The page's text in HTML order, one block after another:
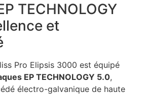
TECHNOLOGY
et
Pro Elipsis 3000 est équipé
EP TECHNOLOGY 5.0,
électro-galvanique de haute